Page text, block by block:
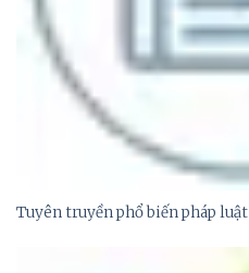
Tuyên truyền phổ biến pháp luật